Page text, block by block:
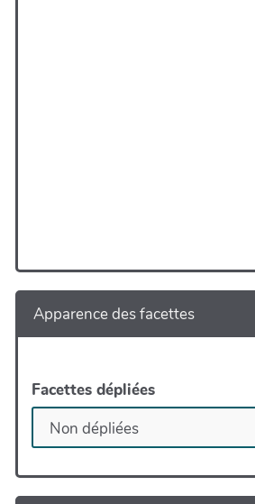
Apparence des facettes
Facettes dépliées